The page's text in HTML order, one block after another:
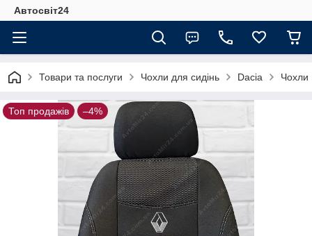
Автосвіт24
Товари та послуги Чохли для сидінь Dacia Чохли
Топ продажів –4%